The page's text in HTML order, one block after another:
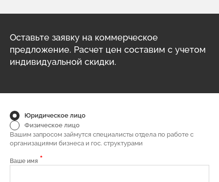
Оставьте заявку на коммерческое
предложение. Расчет цен составим с учетом
индивидуальной скидки.
Юридическое лицо
Физическое лицо
Вашим запросом займутся специалисты отдела по работе с
организациями бизнеса и гос. структурами
Ваше имя *